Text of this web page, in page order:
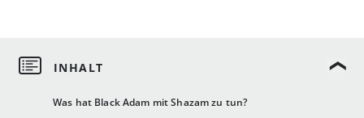
Was hat Black Adam mit Shazam zu tun?